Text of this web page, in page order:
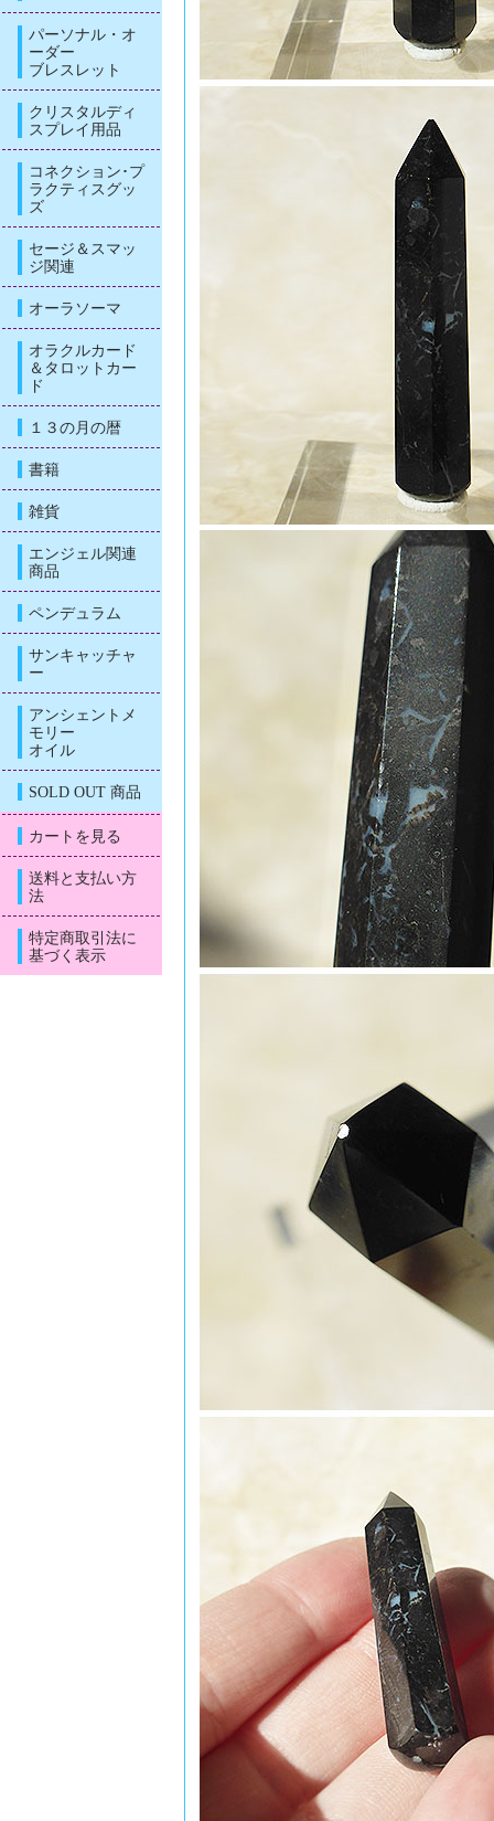
パーソナル・オ
ーダー
ブレスレット
クリスタルディ
スプレイ用品
コネクション･プ
ラクティスグッ
ズ
セージ＆スマッ
ジ関連
オーラソーマ
オラクルカード
＆タロットカー
ド
１３の月の暦
書籍
雑貨
エンジェル関連
商品
ペンデュラム
サンキャッチャ
ー
アンシェントメ
モリー
オイル
SOLD OUT 商品
カートを見る
送料と支払い方
法
特定商取引法に
基づく表示